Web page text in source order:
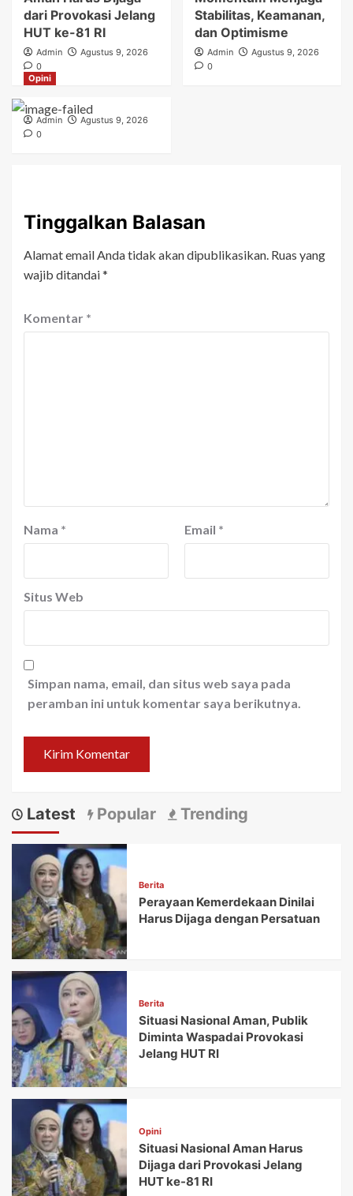
dari Provokasi Jelang
HUT ke-81 RI
Admin
Agustus 9, 2026
0
Stabilitas, Keamanan,
dan Optimisme
Admin
Agustus 9, 2026
0
Opini
Admin
Agustus 9, 2026
0
Tinggalkan Balasan
Alamat email Anda tidak akan dipublikasikan. Ruas yang
wajib ditandai*
Komentar *
Nama * Email *
Situs Web
Simpan nama, email, dan situs web saya pada
peramban ini untuk komentar saya berikutnya.
Latest Popular Trending
Berita
Perayaan Kemerdekaan Dinilai
Harus Dijaga dengan Persatuan
Berita
Situasi Nasional Aman, Publik
Diminta Waspadai Provokasi
Jelang HUT RI
Opini
Situasi Nasional Aman Harus
Dijaga dari Provokasi Jelang
HUT ke-81 RI